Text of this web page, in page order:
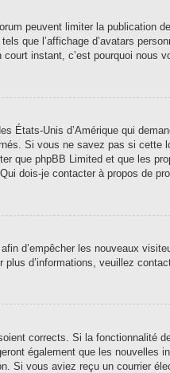
peuvent limiter la
que l’affichage d’avatars
court instant, c’est pourquoi nous
États-Unis d’Amérique qui
Si vous ne savez pas si
que phpBB Limited et que les
dois-je contacter à propos de
d’empêcher les nouveaux
d’informations, veuillez
corrects. Si la
également que les
Si vous aviez reçu un courrier